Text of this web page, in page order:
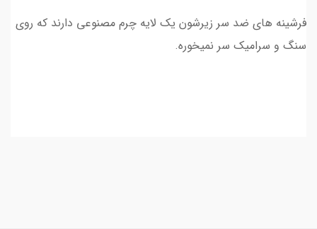
فرشینه های ضد سر زیرشون یک لایه چرم مصنوعی دارند که روی
سنگ و سرامیک سر نمیخوره.